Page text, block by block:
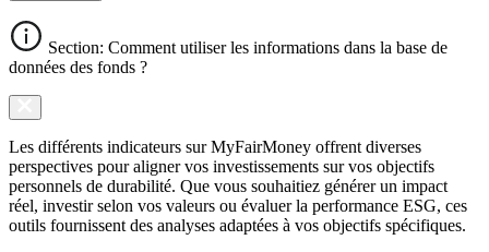
Section: Comment utiliser les informations dans la base de
données des fonds ?
Les différents indicateurs sur MyFairMoney offrent diverses
perspectives pour aligner vos investissements sur vos objectifs
personnels de durabilité. Que vous souhaitiez générer un impact
réel, investir selon vos valeurs ou évaluer la performance ESG, ces
outils fournissent des analyses adaptées à vos objectifs spécifiques.